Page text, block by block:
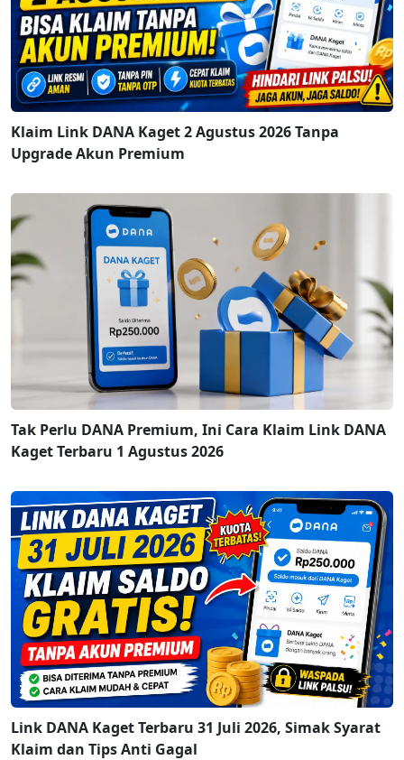
Klaim Link DANA Kaget 2 Agustus 2026 Tanpa
Upgrade Akun Premium
Tak Perlu DANA Premium, Ini Cara Klaim Link DANA
Kaget Terbaru 1 Agustus 2026
Link DANA Kaget Terbaru 31 Juli 2026, Simak Syarat
Klaim dan Tips Anti Gagal